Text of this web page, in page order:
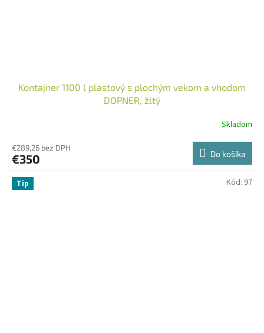
Kontajner 1100 l plastový s plochým vekom a vhodom
DOPNER, žltý
Skladom
€289,26 bez DPH
€350 Do košíka
Tip Kód: 97